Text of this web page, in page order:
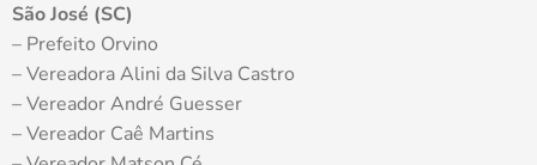
São José (SC)
– Prefeito Orvino
– Vereadora Alini da Silva Castro
– Vereador André Guesser
– Vereador Caê Martins